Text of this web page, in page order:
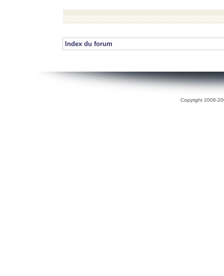
Index du forum
Copyright 2006-